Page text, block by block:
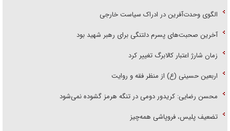
الگوی وحدت‌آفرین در ادراک سیاست خارجی
آخرین صحبت‌های پسرم دلتنگی برای رهبر شهید بود
زمان شارژ اعتبار کالابرگ تغییر کرد
اربعین حسینی (ع) از منظر فقه و روایت
محسن رضایی: کریدور دومی در تنگه هرمز گشوده نمی‌شود
تضعیف پلیس، فروپاشی همه‌چیز